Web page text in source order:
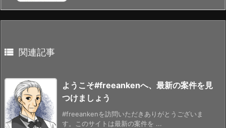
 関連記事
ようこそ#freeankenへ、最新の案件を見
つけましょう
#freeankenを訪問いただきありがとうございま
す。このサイトは最新の案件を ...